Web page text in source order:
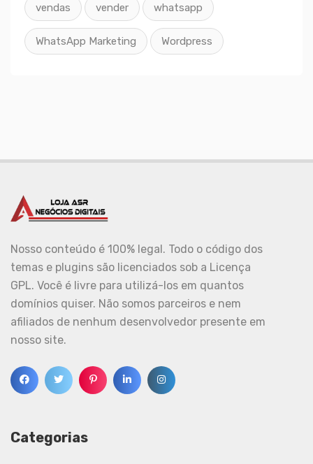
vendas vender whatsapp
WhatsApp Marketing Wordpress
Nosso conteúdo é 100% legal. Todo o código dos
temas e plugins são licenciados sob a Licença
GPL. Você é livre para utilizá-los em quantos
domínios quiser. Não somos parceiros e nem
afiliados de nenhum desenvolvedor presente em
nosso site.
Categorias